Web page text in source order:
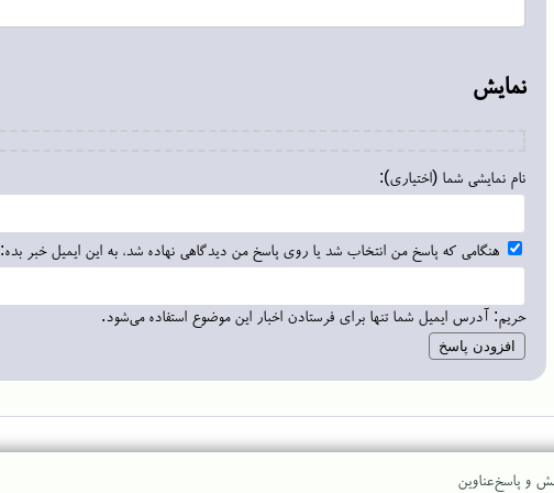
نمایش
نام نمایشی شما (اختیاری):
هنگامی که پاسخ من انتخاب شد یا روی پاسخ من دیدگاهی نهاده شد، به این ایمیل خبر بده:
حریم: آدرس ایمیل شما تنها برای فرستادن اخبار این موضوع استفاده می‌شود.
و پاسخعناوین